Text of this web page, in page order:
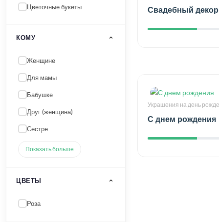
Свадебный декор
Украшения на день
С днем ​​рождения
Цветочные букеты
КОМУ
Женщине
Для мамы
Бабушке
Друг (женщина)
Сестре
Показать больше
ЦВЕТЫ
Роза